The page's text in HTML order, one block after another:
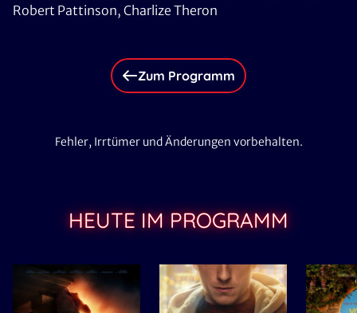
Robert Pattinson, Charlize Theron
Zum Programm
Fehler, Irrtümer und Änderungen vorbehalten.
HEUTE IM PROGRAMM